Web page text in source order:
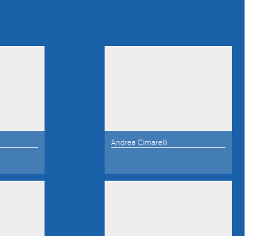
Andrea Cimarelli